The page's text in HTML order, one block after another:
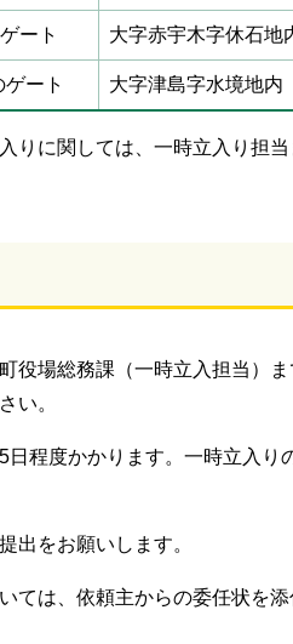
ート 大字赤宇木字休石地
ート 大字津島字水境地内
りに関しては、一時立入り担
役場総務課（一時立入担当）
い。
程度かかります。一時立入り
出をお願いします。
は、依頼主からの委任状を添